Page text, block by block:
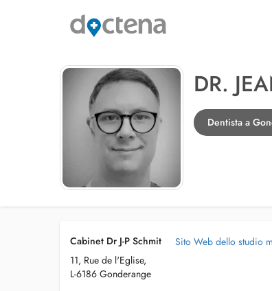
DR.
Dentista a
Cabinet Dr J-P Schmit
11, Rue de l'Eglise,
L-6186 Gonderange
Sito Web dello studio